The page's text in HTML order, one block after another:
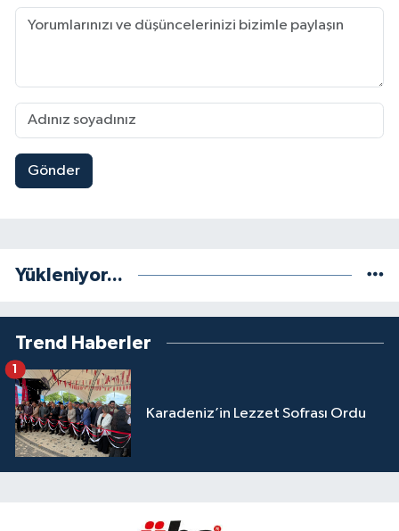
Gönder
Yükleniyor...
Trend Haberler
Karadeniz’in Lezzet Sofrası Ordu
1